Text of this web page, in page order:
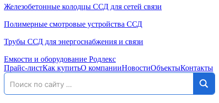
Железобетонные колодцы ССД для сетей связи
Полимерные смотровые устройства ССД
Трубы ССД для энергоснабжения и связи
Емкости и оборудование Родлекс
Прайс-листКак купитьО компанииНовостиОбъектыКонтакты